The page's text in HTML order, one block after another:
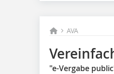
AVA
"e-Vergabe